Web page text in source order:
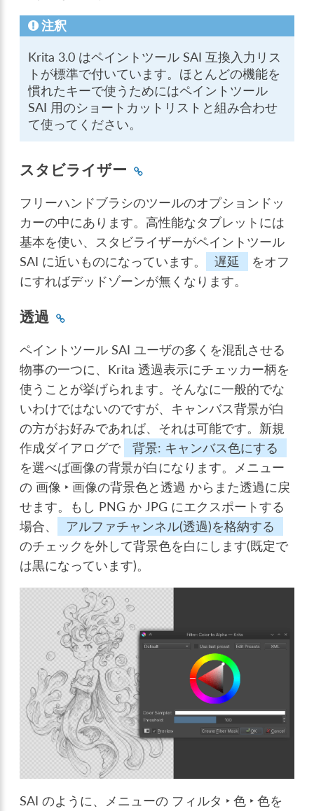
注釈
Krita 3.0 はペイントツール SAI 互換入力リス
トが標準で付いています。ほとんどの機能を
慣れたキーで使うためにはペイントツール
SAI 用のショートカットリストと組み合わせ
て使ってください。
スタビライザー
フリーハンドブラシのツールのオプションドッ
カーの中にあります。高性能なタブレットには
基本を使い、スタビライザーがペイントツール
SAI に近いものになっています。
遅延
をオフ
にすればデッドゾーンが無くなります。
透過
ペイントツール SAI ユーザの多くを混乱させる
物事の一つに、Krita 透過表示にチェッカー柄を
使うことが挙げられます。そんなに一般的でな
いわけではないのですが、キャンバス背景が白
の方がお好みであれば、それは可能です。新規
作成ダイアログで
背景: キャンバス色にする
を選べば画像の背景が白になります。メニュー
の 画像 ‣ 画像の背景色と透過 からまた透過に戻
せます。もし PNG か JPG にエクスポートする
場合、
アルファチャンネル(透過)を格納する
のチェックを外して背景色を白にします(既定で
は黒になっています)。
SAI のように、メニューの フィルタ ‣ 色 ‣ 色を